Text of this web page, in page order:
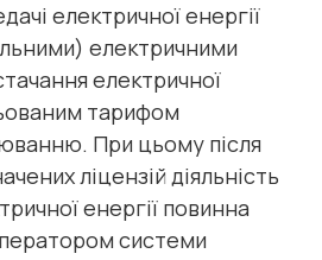
електричної енергії
електричними
електричної
тарифом
При цьому після
ліцензій діяльність
енергії повинна
системи